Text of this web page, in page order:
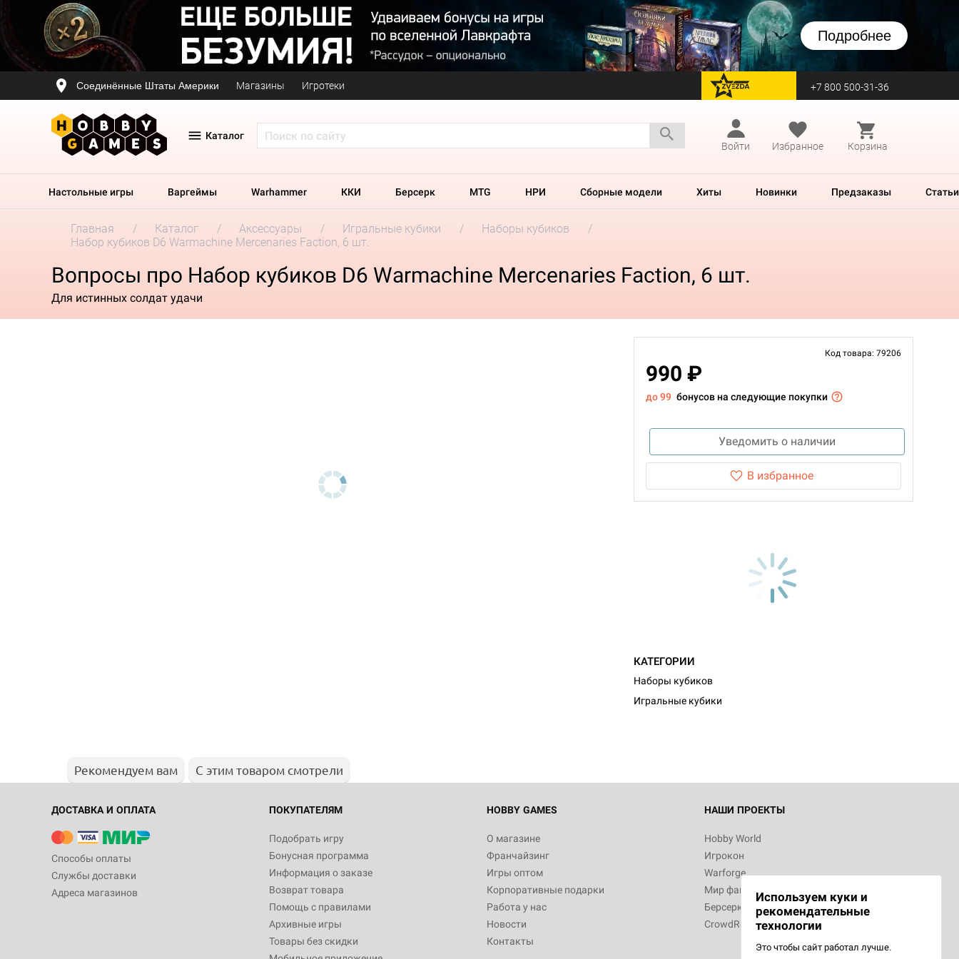
Подробнее
Соединённые Штаты Америки Магазины Игротеки перейти на Zvezda +7 800 500-31-36
Каталог
Войти
Избранное Корзина
Настольные игры Варгеймы Warhammer ККИ Берсерк MTG НРИ Сборные модели Хиты Новинки Предзаказы Статьи
Главная Каталог Аксессуары Игральные кубики
Наборы кубиков
Набор кубиков D6 Warmachine Mercenaries Faction, 6 шт.
Вопросы про Набор кубиков D6 Warmachine Mercenaries Faction, 6 шт.
Для истинных солдат удачи
Код товара: 79206
990 ₽
до 99 бонусов на следующие покупки
Уведомить о наличии
В избранное
КАТЕГОРИИ
Наборы кубиков
Игральные кубики
Рекомендуем вам С этим товаром смотрели
ДОСТАВКА И ОПЛАТА
Способы оплаты
Службы доставки
Адреса магазинов
ПОКУПАТЕЛЯМ
Подобрать игру
Бонусная программа
Информация о заказе
Возврат товара
Помощь с правилами
Архивные игры
Товары без скидки
HOBBY GAMES
О магазине
Франчайзинг
Игры оптом
Корпоративные подарки
Работа у нас
Новости
Контакты
НАШИ ПРОЕКТЫ
Hobby World
Игрокон
Warforge
Мир фантастики
Берсерк
CrowdRepublic
Используем куки и
рекомендательные
технологии
Это чтобы сайт работал лучше.